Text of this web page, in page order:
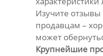
Изучите отзывы
продавцам –
может
Крупнейшие